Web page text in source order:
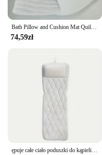
Bath Pillow and Cushion Mat Quilted Mattress for Head Neck Soak SPA Bathing
74,59zł
ępuje całe ciało poduszki do kąpieli, poduszki do wanny z 13 antypoślizgowymi przyssawkami, poduszka do wanny Spa na głowę, szyję, ramiona